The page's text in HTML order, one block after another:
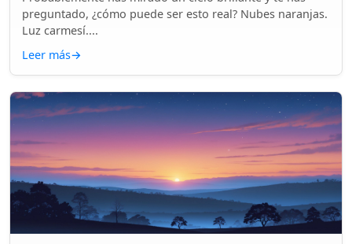
preguntado, ¿cómo puede ser esto real? Nubes naranjas.
Luz carmesí....
Leer más→